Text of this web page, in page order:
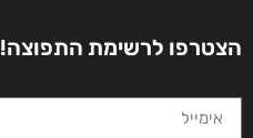
הצטרפו לרשימת התפוצה!